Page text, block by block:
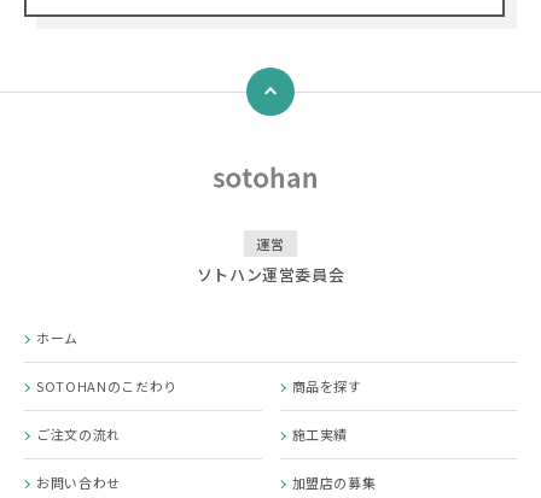
↑
運営
ソトハン運営委員会
ホーム
SOTOHANのこだわり 商品を探す
ご注文の流れ 施工実績
お問い合わせ 加盟店の募集